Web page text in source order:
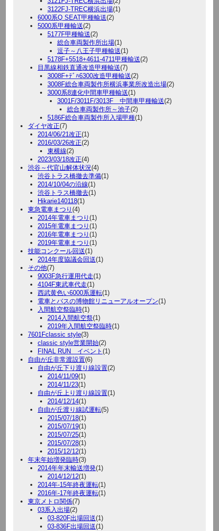
3122FJ-TREC横浜出場(1)
6000系Q SEAT甲種輸送(2)
5000系甲種輸送(2)
5177F甲種輸送(2)
総合車両製作所出場(1)
逗子～八王子甲種輸送(1)
5178F+5518+4611-4711甲種輸送(2)
目黒線相鉄直通改造甲種輸送(7)
3008F+ﾃﾞﾊ6300改造甲種輸送(2)
3008F総合車両製作所横浜事業所改造出場(2)
3000系8連化中間車甲種輸送(1)
3001F/3011F/3013F 中間車甲種輸送(2)
総合車両製作所～池子(2)
5186F総合車両製作所入場甲種(1)
ダイヤ改正(7)
2014/06/21改正(1)
2016/03/26改正(2)
東横線(2)
2023/03/18改正(4)
渋谷～代官山解体状況(4)
渋谷トラス橋撤去準備(1)
2014/10/04の沿線(1)
渋谷トラス橋撤去(1)
Hikarie140118(1)
東急電車まつり (4)
2014年電車まつり (1)
2015年電車まつり (1)
2016年電車まつり (1)
2019年電車まつり (1)
技能コンクール回送(1)
2014年度協議会回送(1)
その他(7)
9003F急行運用代走(1)
4104F東武車代走(1)
西武黄色い6000系運転(1)
電車とバスの博物館リニューアルオープン(1)
入間航空祭臨時(1)
2014入間航空祭(1)
2019年入間航空祭臨時(1)
7601Fclassic style(3)
classic style営業開始(2)
FINAL RUN イベント (1)
自由が丘非常渡設置(6)
自由が丘下り渡り線設置(2)
2014/11/09(1)
2014/11/23(1)
自由が丘上り渡り線設置(1)
2014/12/14(1)
自由が丘渡り線試運転(5)
2015/07/18(1)
2015/07/19(1)
2015/07/25(1)
2015/07/28(1)
2015/12/12(1)
年末年始増発臨時(3)
2014年年末輸送増発(1)
2014/12/12(1)
2014年-15年終夜運転(1)
2016年-17年終夜運転(1)
東京メトロ関係(7)
03系入出場(2)
03-820F出場回送(1)
03-836F出場回送(1)